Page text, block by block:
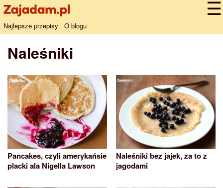
Najlepsze przepisy O blogu
Naleśniki
Pancakes, czyli amerykańsie
placki ala Nigella Lawson
Naleśniki bez jajek, za to z
jagodami